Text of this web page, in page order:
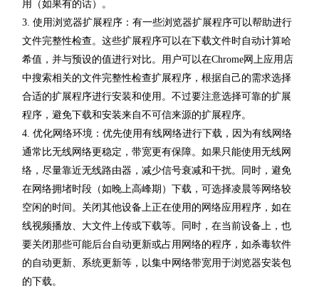
用（如果有的话）。
3. 使用浏览器扩展程序：有一些浏览器扩展程序可以帮助进行
文件完整性检查。这些扩展程序可以在下载文件时自动计算哈
希值，并与预设的值进行对比。用户可以在Chrome网上应用店
中搜索相关的文件完整性检查扩展程序，根据自己的需求选择
合适的扩展程序进行安装和使用。不过要注意选择可靠的扩展
程序，避免下载和安装来自不可信来源的扩展程序。
4. 优化网络环境：优先使用有线网络进行下载，因为有线网络
通常比无线网络更稳定，带宽更有保障。如果只能使用无线网
络，尽量靠近无线路由器，减少信号衰减和干扰。同时，避免
在网络拥堵时段（如晚上高峰期）下载，可选择凌晨等网络较
空闲的时间。关闭其他设备上正在使用的网络应用程序，如在
线视频播放、大文件上传或下载等。同时，在当前设备上，也
要关闭那些可能后台自动更新或占用网络的程序，如杀毒软件
的自动更新、系统更新等，以集中网络带宽用于浏览器安装包
的下载。